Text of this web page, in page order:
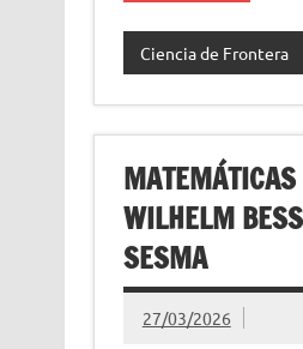
Ciencia de Frontera
WILHELM
SESMA
27/03/2026